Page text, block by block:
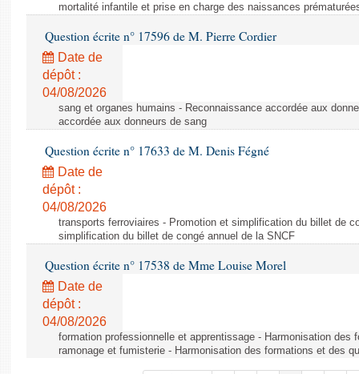
mortalité infantile et prise en charge des naissances
Question écrite n° 17596 de M. Pierre Cordier
Date de
dépôt :
04/08/2026
sang et organes humains - Reconnaissance accordée aux
accordée aux donneurs de sang
Question écrite n° 17633 de M. Denis Fégné
Date de
dépôt :
04/08/2026
transports ferroviaires - Promotion et simplification du billet de
simplification du billet de congé annuel de la SNCF
Question écrite n° 17538 de Mme Louise Morel
Date de
dépôt :
04/08/2026
formation professionnelle et apprentissage - Harmonisation des
ramonage et fumisterie - Harmonisation des formations et des